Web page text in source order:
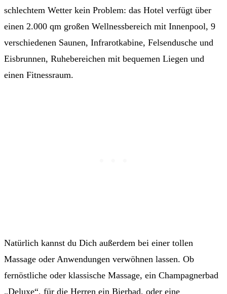
schlechtem Wetter kein Problem: das Hotel verfügt über
einen 2.000 qm großen Wellnessbereich mit Innenpool, 9
verschiedenen Saunen, Infrarotkabine, Felsendusche und
Eisbrunnen, Ruhebereichen mit bequemen Liegen und
einen Fitnessraum.
Natürlich kannst du Dich außerdem bei einer tollen
Massage oder Anwendungen verwöhnen lassen. Ob
fernöstliche oder klassische Massage, ein Champagnerbad
„Deluxe“, für die Herren ein Bierbad, oder eine